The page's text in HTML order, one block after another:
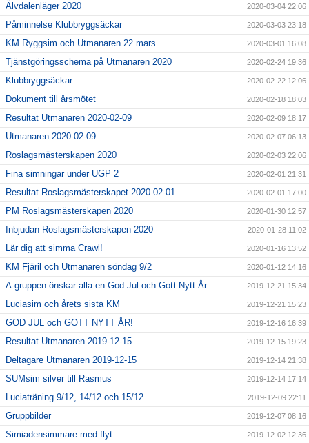
Älvdalenläger 2020 2020-03-04 22:06
Påminnelse Klubbryggsäckar 2020-03-03 23:18
KM Ryggsim och Utmanaren 22 mars 2020-03-01 16:08
Tjänstgöringsschema på Utmanaren 2020 2020-02-24 19:36
Klubbryggsäckar 2020-02-22 12:06
Dokument till årsmötet 2020-02-18 18:03
Resultat Utmanaren 2020-02-09 2020-02-09 18:17
Utmanaren 2020-02-09 2020-02-07 06:13
Roslagsmästerskapen 2020 2020-02-03 22:06
Fina simningar under UGP 2 2020-02-01 21:31
Resultat Roslagsmästerskapet 2020-02-01 2020-02-01 17:00
PM Roslagsmästerskapen 2020 2020-01-30 12:57
Inbjudan Roslagsmästerskapen 2020 2020-01-28 11:02
Lär dig att simma Crawl! 2020-01-16 13:52
KM Fjäril och Utmanaren söndag 9/2 2020-01-12 14:16
A-gruppen önskar alla en God Jul och Gott Nytt År 2019-12-21 15:34
Luciasim och årets sista KM 2019-12-21 15:23
GOD JUL och GOTT NYTT ÅR! 2019-12-16 16:39
Resultat Utmanaren 2019-12-15 2019-12-15 19:23
Deltagare Utmanaren 2019-12-15 2019-12-14 21:38
SUMsim silver till Rasmus 2019-12-14 17:14
Luciaträning 9/12, 14/12 och 15/12 2019-12-09 22:11
Gruppbilder 2019-12-07 08:16
Simiadensimmare med flyt 2019-12-02 12:36